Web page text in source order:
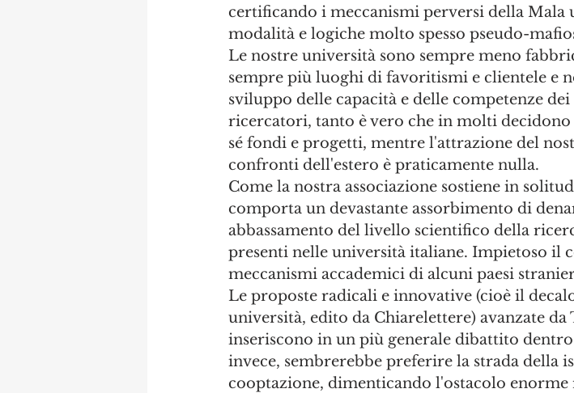
certificando i meccanismi perversi della Mala
modalità e logiche molto spesso pseudo-
Le nostre università sono sempre meno
sempre più luoghi di favoritismi e clientele e
sviluppo delle capacità e delle competenze
ricercatori, tanto è vero che in molti
sé fondi e progetti, mentre l'attrazione del
confronti dell'estero è praticamente nulla.
Come la nostra associazione sostiene in
comporta un devastante assorbimento di
abbassamento del livello scientifico della
presenti nelle università italiane. Impietoso il
meccanismi accademici di alcuni paesi
Le proposte radicali e innovative (cioè il
università, edito da Chiarelettere) avanzate da
inseriscono in un più generale dibattito
invece, sembrerebbe preferire la strada della
cooptazione, dimenticando l'ostacolo